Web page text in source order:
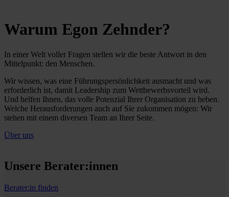
Warum Egon Zehnder?
In einer Welt voller Fragen stellen wir die beste Antwort in den
Mittelpunkt: den Menschen.
Wir wissen, was eine Führungspersönlichkeit ausmacht und was
erforderlich ist, damit Leadership zum Wettbewerbsvorteil wird.
Und helfen Ihnen, das volle Potenzial Ihrer Organisation zu heben.
Welche Herausforderungen auch auf Sie zukommen mögen: Wir
stehen mit einem diversen Team an Ihrer Seite.
Über uns
Unsere Berater:innen
Berater:in finden